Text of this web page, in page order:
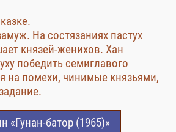
На состязаниях пастух
князей-женихов. Хан
победить семиглавого
на помехи, чинимые князьями,
«Гунан-батор (1965)»